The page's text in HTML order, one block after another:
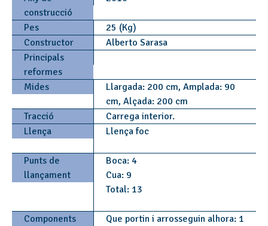
construcció
Pes
25 (Kg)
Constructor
Alberto Sarasa
Principals
reformes
Mides
Llargada: 200 cm, Amplada: 90
cm, Alçada: 200 cm
Tracció
Carrega interior.
Llença
Llença foc
Punts de
llançament
Boca: 4
Cua: 9
Total: 13
Components
Que portin i arrosseguin alhora: 1